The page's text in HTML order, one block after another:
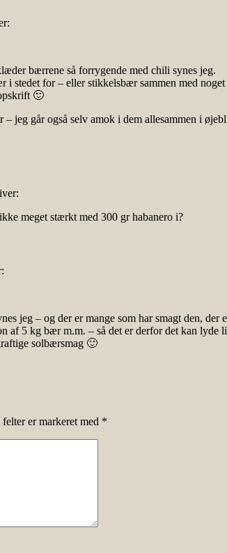
bærrene så forrygende med chili synes jeg.
i stedet for – eller stikkelsbær sammen med
🙂
jeg går også selv amok i dem allesammen i
meget stærkt med 300 gr habanero i?
jeg – og der er mange som har smagt den, der
af 5 kg bær m.m. – så det er derfor det kan lyde
solbærsmag 🙂
er markeret med *